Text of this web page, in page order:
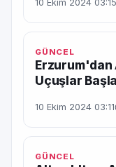
10 Ekim 2024 03:15
GÜNCEL
Erzurum'dan
Uçuşlar
10 Ekim 2024 03:11
GÜNCEL